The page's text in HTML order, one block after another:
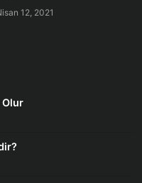
12, 2021